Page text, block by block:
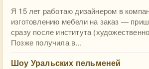
Я 15 лет работаю дизайнером в
изготовлению мебели на заказ —
сразу после института
Позже получила в...
Шоу Уральских пельменей